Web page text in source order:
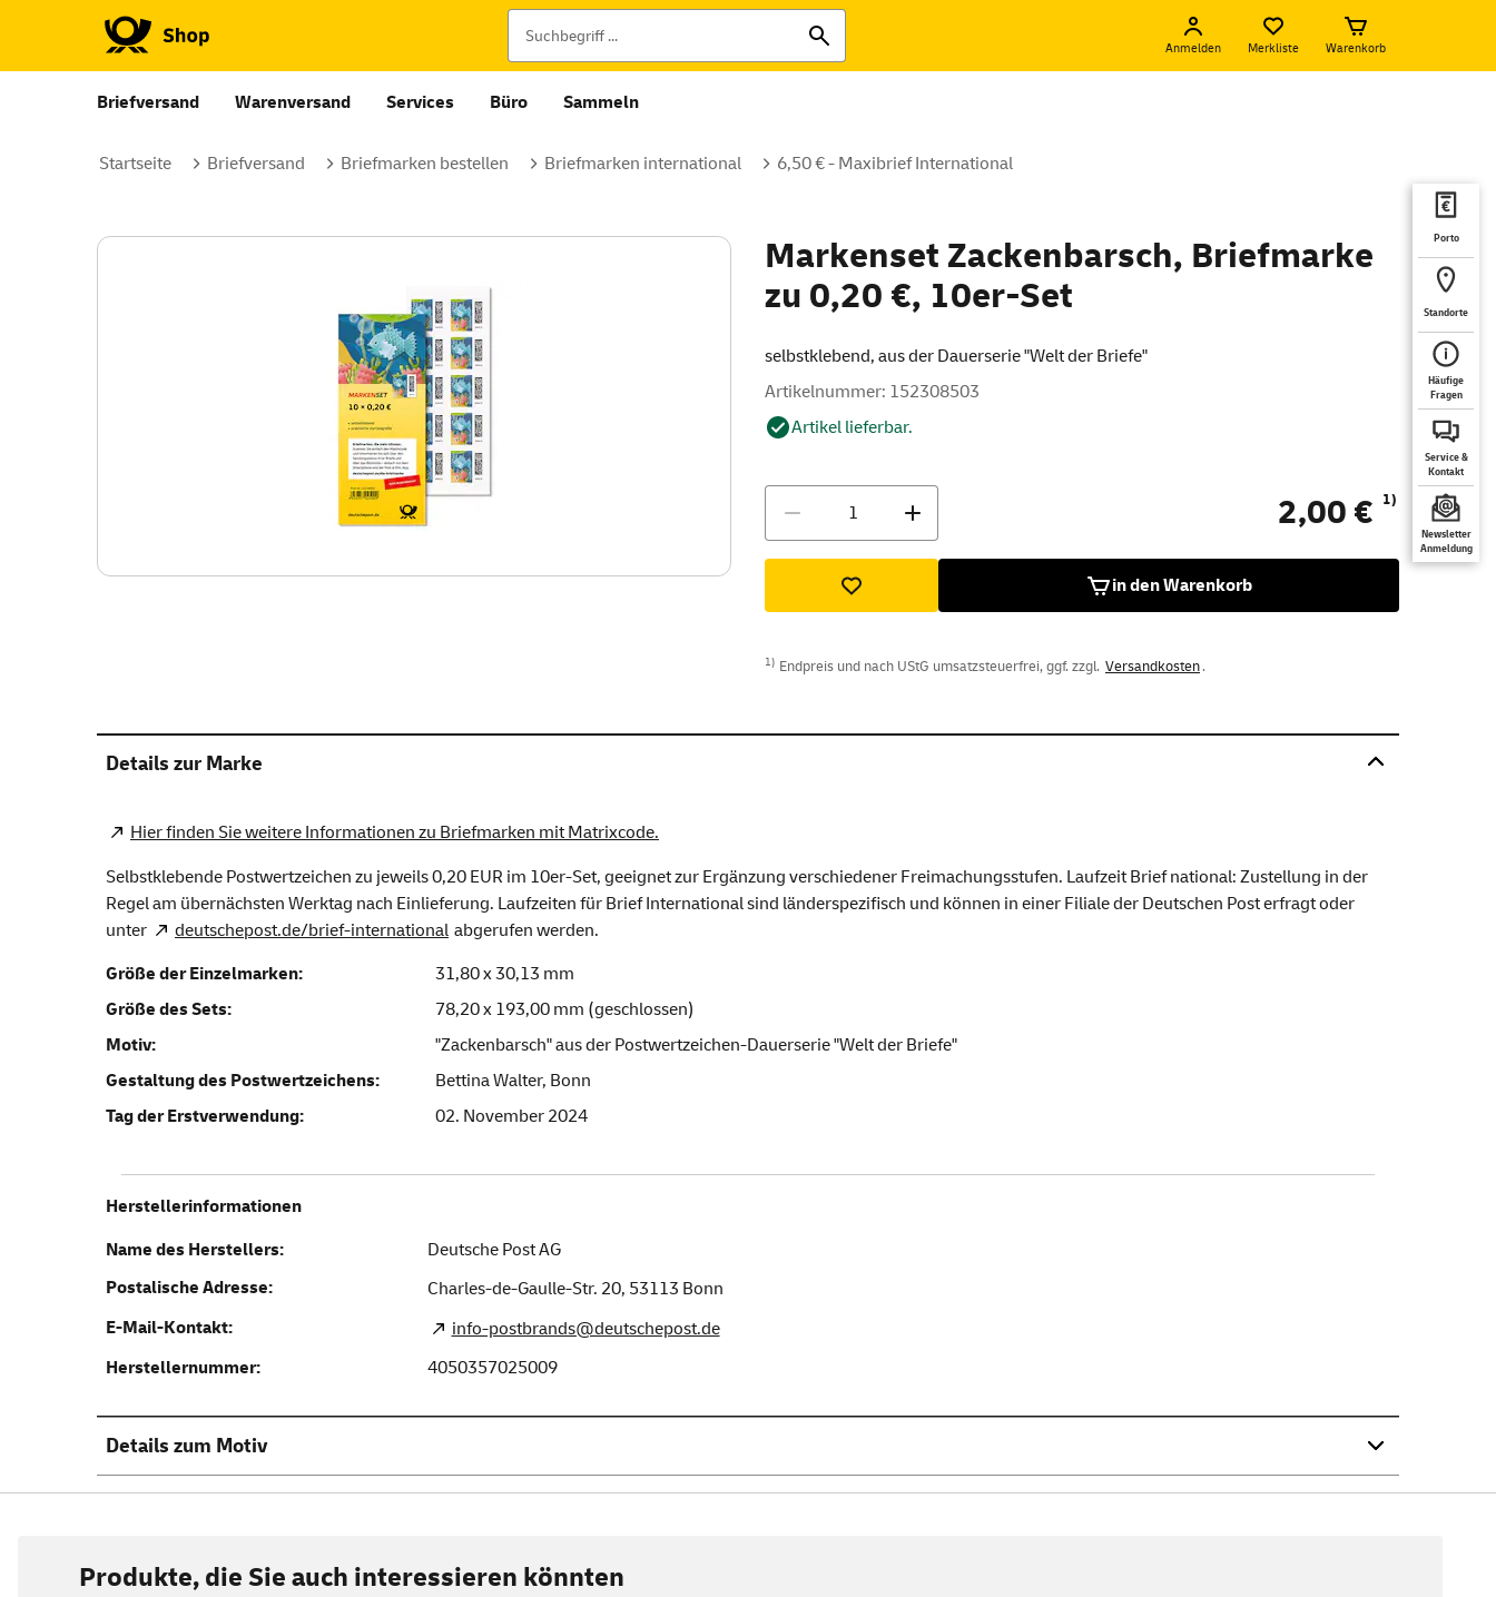
Anmelden Merkliste Warenkorb
Briefversand Warenversand Services Büro Sammeln
Porto
Standorte
Häufige
Fragen
Service &
Kontakt
Newsletter
Anmeldung
Startseite Briefversand Briefmarken bestellen Briefmarken international 6,50 € - Maxibrief International
Markenset Zackenbarsch, Briefmarke
zu 0,20 €, 10er-Set
selbstklebend, aus der Dauerserie "Welt der Briefe"
Artikelnummer: 152308503
Artikel lieferbar.
2,00 € 1)
in den Warenkorb
1) Endpreis und nach UStG umsatzsteuerfrei, ggf. zzgl. Versandkosten.
Details zur Marke
Hier finden Sie weitere Informationen zu Briefmarken mit Matrixcode.
Selbstklebende Postwertzeichen zu jeweils 0,20 EUR im 10er-Set, geeignet zur Ergänzung verschiedener Freimachungsstufen. Laufzeit Brief national: Zustellung in der
Regel am übernächsten Werktag nach Einlieferung. Laufzeiten für Brief International sind länderspezifisch und können in einer Filiale der Deutschen Post erfragt oder
unter
deutschepost.de/brief-international abgerufen werden.
Größe der Einzelmarken:
31,80 x 30,13 mm
Größe des Sets:
78,20 x 193,00 mm (geschlossen)
Motiv:
"Zackenbarsch" aus der Postwertzeichen-Dauerserie "Welt der Briefe"
Gestaltung des Postwertzeichens:
Bettina Walter, Bonn
Tag der Erstverwendung:
02. November 2024
Herstellerinformationen
Name des Herstellers:
Deutsche Post AG
Postalische Adresse:
Charles-de-Gaulle-Str. 20, 53113 Bonn
E-Mail-Kontakt:
info-postbrands@deutschepost.de
Herstellernummer:
4050357025009
Details zum Motiv
Produkte, die Sie auch interessieren könnten